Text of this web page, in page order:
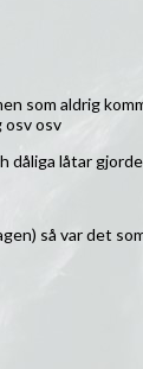
som aldrig
osv osv
dåliga låtar
så var det